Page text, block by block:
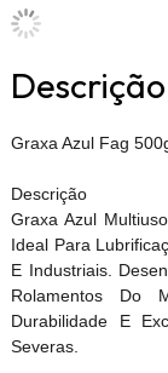
Graxa Azul Fag
Descrição
Graxa Azul
Ideal Para
E Industriais.
Rolamentos Do
Durabilidade E
Severas.